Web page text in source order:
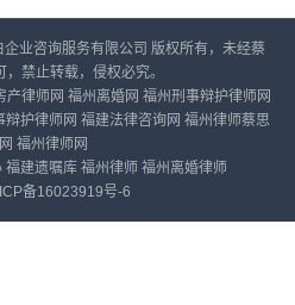
业咨询服务有限公司 版权所有，未经蔡
禁止转载，侵权必究。
产律师网 福州离婚网 福州刑事辩护律师网
辩护律师网 福建法律咨询网 福州律师蔡思
福州律师网
福建遗嘱库 福州律师 福州离婚律师
备16023919号-6